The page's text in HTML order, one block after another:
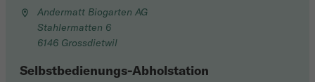
Andermatt Biogarten AG
Stahlermatten 6
6146 Grossdietwil
Selbstbedienungs-Abholstation